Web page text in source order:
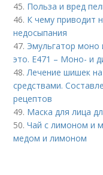
45. Польза и вред
46. К чему приводит
недосыпания
47. Эмульгатор моно
это. Е471 – Моно- и
48.Лечение шишек
средствами.
рецептов
49. Маска для лица
50.Чай с лимоном и
медом и лимоном